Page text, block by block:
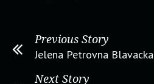
Previous Story
Jelena Petrovna Blavacka
Next Story